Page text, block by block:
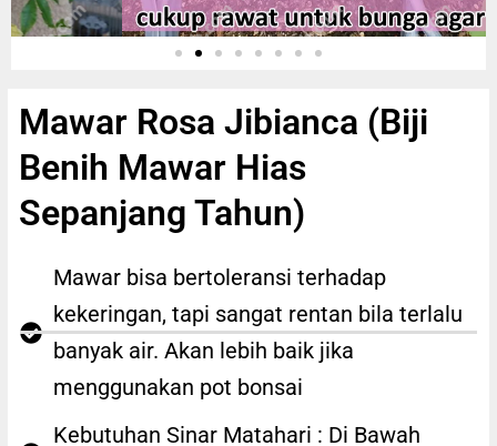
Mawar Rosa Jibianca (Biji
Benih Mawar Hias
Sepanjang Tahun)
Mawar bisa bertoleransi terhadap
kekeringan, tapi sangat rentan bila terlalu
banyak air. Akan lebih baik jika
menggunakan pot bonsai
Kebutuhan Sinar Matahari : Di Bawah